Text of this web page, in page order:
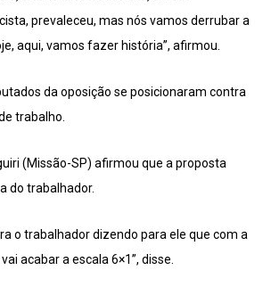
prevaleceu, mas nós vamos derrubar a
aqui, vamos fazer história”, afirmou.
da oposição se posicionaram contra
trabalho.
(Missão-SP) afirmou que a proposta
do trabalhador.
o trabalhador dizendo para ele que com a
acabar a escala 6×1”, disse.